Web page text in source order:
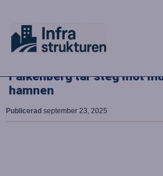
Falkenberg tar steg mot
hamnen
Publicerad september 23, 2025